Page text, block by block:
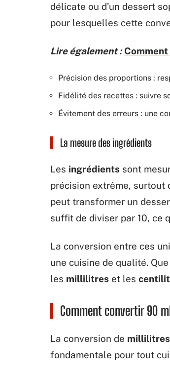
délicate ou d’un dessert
pour lesquelles cette
Lire également :
Précision des proportions :
Fidélité des recettes : suivre
Évitement des erreurs : une
La mesure des ingrédients
Les ingrédients sont
précision extrême,
peut transformer un
suffit de diviser par 10, ce
La conversion entre ces
une cuisine de qualité.
les millilitres et les
Comment convertir 90
La conversion de millilitres
fondamentale pour tout